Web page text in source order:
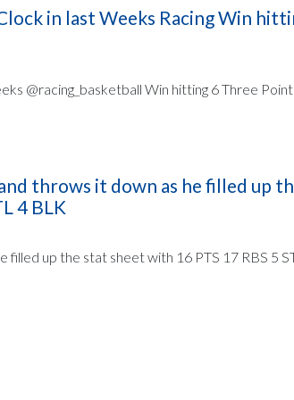
in last Weeks Racing Win
@racing_basketball Win hitting 6 Three
throws it down as he filled up
4 BLK
filled up the stat sheet with 16 PTS 17 RBS 5